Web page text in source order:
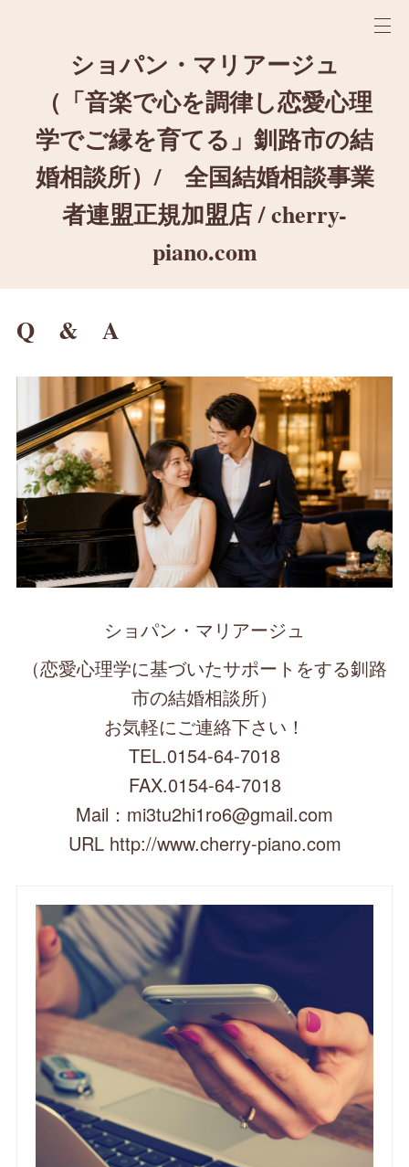
ショパン・マリアージュ
（「音楽で心を調律し恋愛心理
学でご縁を育てる」釧路市の結
婚相談所）/ 全国結婚相談事業
者連盟正規加盟店 / cherry-
piano.com
Q & A
ショパン・マリアージュ
（恋愛心理学に基づいたサポートをする釧路
市の結婚相談所）
お気軽にご連絡下さい！
TEL.0154-64-7018
FAX.0154-64-7018
Mail：mi3tu2hi1ro6@gmail.com
URL http://www.cherry-piano.com